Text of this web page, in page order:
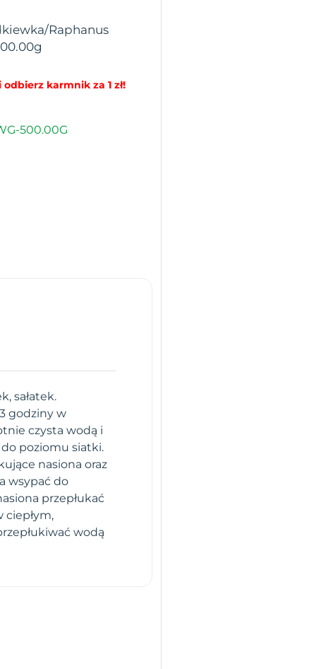
Raphanus
karmnik za 1 zł!
500.00G
sałatek.
godziny w
czysta wodą i
do poziomu siatki.
nasiona oraz
wsypać do
przepłukać
ciepłym,
wodą